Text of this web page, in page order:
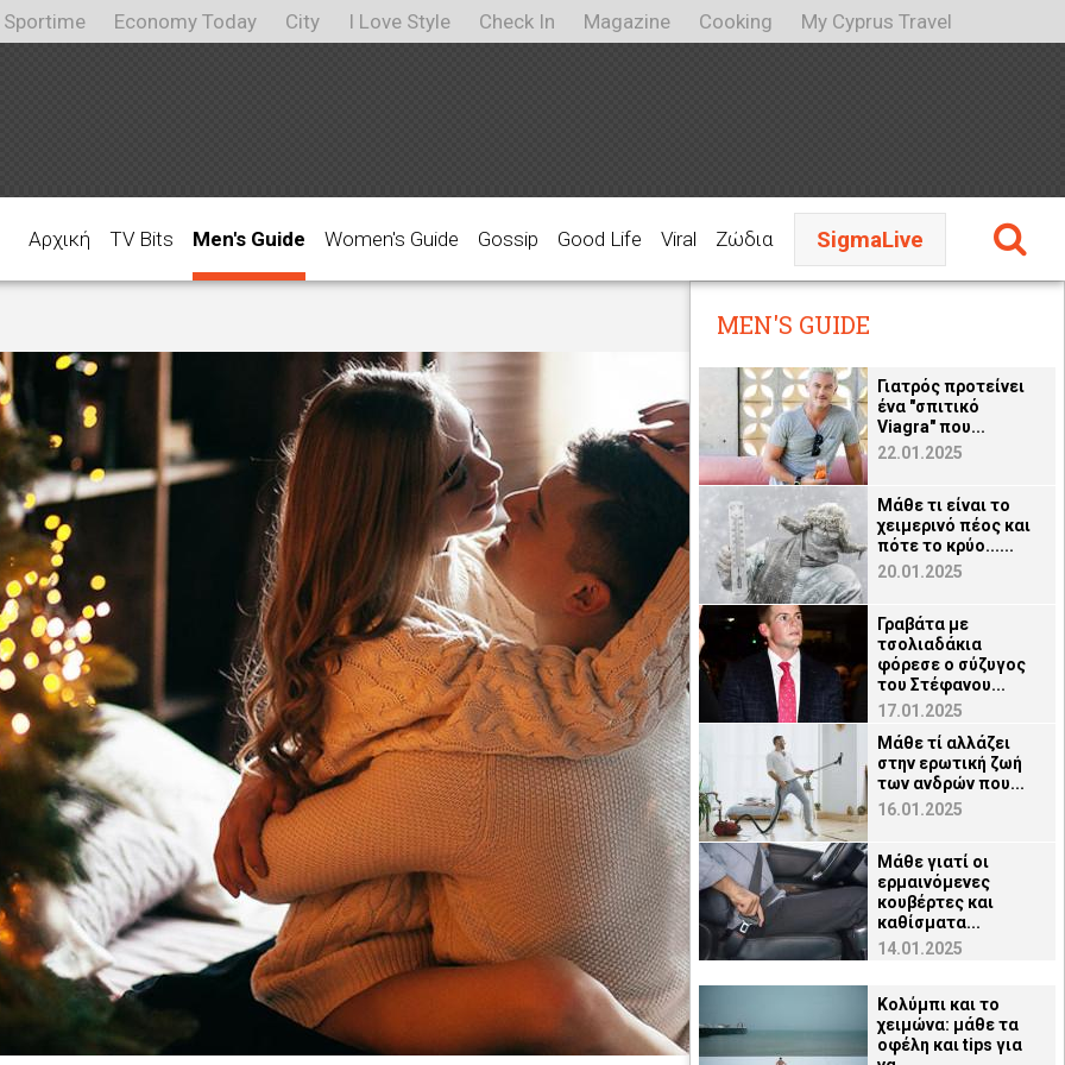
Sportime Economy Today City I Love Style Check In Magazine Cooking My Cyprus Travel
Αρχική TV Bits Men's Guide Women's Guide Gossip Good Life Viral Ζώδια SigmaLive
MEN'S GUIDE
Γιατρός προτείνει
ένα "σπιτικό
Viagra" που...
22.01.2025
Μάθε τι είναι το
χειμερινό πέος και
πότε το κρύο......
20.01.2025
Γραβάτα με
τσολιαδάκια
φόρεσε ο σύζυγος
του Στέφανου...
17.01.2025
Μάθε τί αλλάζει
στην ερωτική ζωή
των ανδρών που...
16.01.2025
Μάθε γιατί οι
ερμαινόμενες
κουβέρτες και
καθίσματα...
14.01.2025
Κολύμπι και το
χειμώνα: μάθε τα
οφέλη και tips για